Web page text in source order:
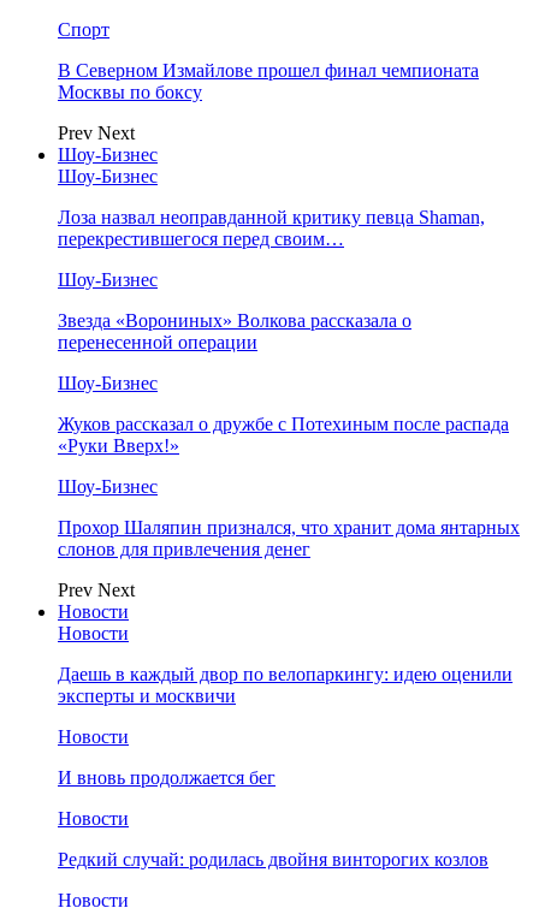
Спорт
В Северном Измайлове прошел финал чемпионата
Москвы по боксу
Prev Next
Шоу-Бизнес
Шоу-Бизнес
Лоза назвал неоправданной критику певца Shaman,
перекрестившегося перед своим…
Шоу-Бизнес
Звезда «Ворониных» Волкова рассказала о
перенесенной операции
Шоу-Бизнес
Жуков рассказал о дружбе с Потехиным после распада
«Руки Вверх!»
Шоу-Бизнес
Прохор Шаляпин признался, что хранит дома янтарных
слонов для привлечения денег
Prev Next
Новости
Новости
Даешь в каждый двор по велопаркингу: идею оценили
эксперты и москвичи
Новости
И вновь продолжается бег
Новости
Редкий случай: родилась двойня винторогих козлов
Новости